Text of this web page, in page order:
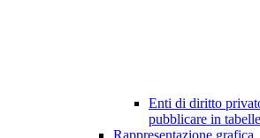
Enti di diritto
pubblicare in